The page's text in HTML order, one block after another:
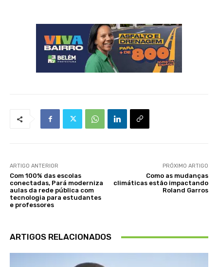
ARTIGO ANTERIOR
Com 100% das escolas
conectadas, Pará moderniza
aulas da rede pública com
tecnologia para estudantes
e professores
PRÓXIMO ARTIGO
Como as mudanças
climáticas estão impactando
Roland Garros
ARTIGOS RELACIONADOS